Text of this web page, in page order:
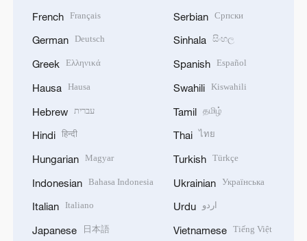
French Français
German Deutsch
Greek Ελληνικά
Hausa Hausa
Hebrew עברית
Hindi हिन्दी
Hungarian Magyar
Indonesian Bahasa Indonesia
Italian Italiano
Japanese 日本語
Serbian Српски
Sinhala සිංහල
Spanish Español
Swahili Kiswahili
Tamil தமிழ்
Thai ไทย
Turkish Türkçe
Ukrainian Українська
Urdu اردو
Vietnamese Tiếng Việt